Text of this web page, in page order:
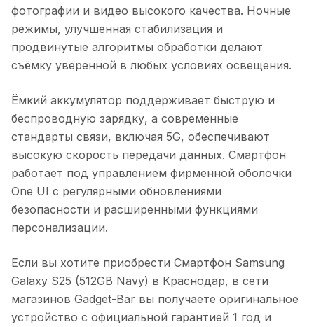
фотографии и видео высокого качества. Ночные
режимы, улучшенная стабилизация и
продвинутые алгоритмы обработки делают
съёмку уверенной в любых условиях освещения.
Ёмкий аккумулятор поддерживает быструю и
беспроводную зарядку, а современные
стандарты связи, включая 5G, обеспечивают
высокую скорость передачи данных. Смартфон
работает под управлением фирменной оболочки
One UI с регулярными обновлениями
безопасности и расширенными функциями
персонализации.
Если вы хотите приобрести Смартфон Samsung
Galaxy S25 (512GB Navy) в Краснодар, в сети
магазинов Gadget-Bar вы получаете оригинальное
устройство с официальной гарантией 1 год и